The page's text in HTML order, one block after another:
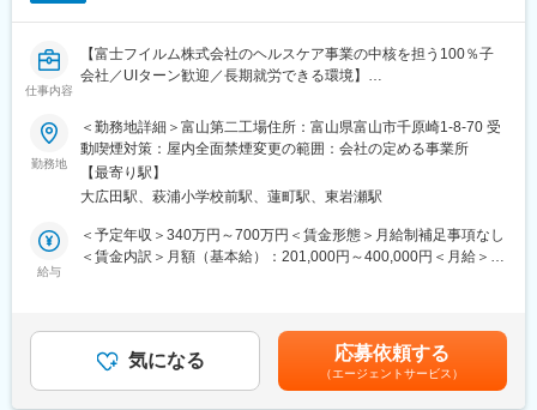
■福利厚生
・県外の方を対象とした寮や借上げ社宅制度あり
※適用条件あり
・富士フイルム株式会社のヘルスケア事業の中核を担う100％子
会社
・安定した経営基盤を持ち、2026年の稼働を目指してバイオ
CDMO拠点を新設するための設備投資を行います。
・フレックスタイム制なので（試用期間後）働きやすさも良好で
す。
仕事内容
【富士フイルム株式会社のヘルスケア事業の中核を担う100％子
会社／UIターン歓迎／長期就労できる環境】
トータルヘルスケアカンパニーとして「予防」「診断」「治療」
の3領域で幅広い事業を展開している富士フイルムグループの「治
療」領域を担う中核企業として医療用医薬品の研究開発・生産・
販売を行っている当社にて、品質管理業務担当者として以下の業
務をお任せします。
■業務内容
・ドキュメント作成および文書管理等
・Global 監査への対応準備
勤務地
＜勤務地詳細＞富山第二工場住所：富山県富山市千原崎1-8-70 受
動喫煙対策：屋内全面禁煙変更の範囲：会社の定める事業所
【最寄り駅】
大広田駅、萩浦小学校前駅、蓮町駅、東岩瀬駅
給与
＜予定年収＞340万円～700万円＜賃金形態＞月給制補足事項なし
＜賃金内訳＞月額（基本給）：201,000円～400,000円＜月給＞
リン代給（社内規程による）賃金はあくまでも目安の金額であ
り、選考を通じて上下する可能性があります。月給(月額)は固定手
当を含めた表記です。
気になる 応募依頼する
（エージェントサービス）